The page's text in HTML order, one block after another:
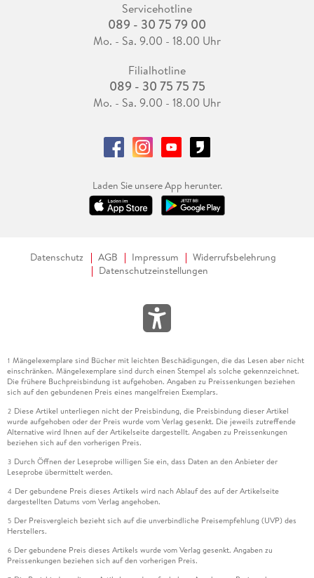
Servicehotline
089 - 30 75 79 00
Mo. - Sa. 9.00 - 18.00 Uhr
Filialhotline
089 - 30 75 75 75
Mo. - Sa. 9.00 - 18.00 Uhr
Laden Sie unsere App herunter.
Datenschutz AGB Impressum
Widerrufsbelehrung
Datenschutzeinstellungen
1 Mängelexemplare sind Bücher mit leichten Beschädigungen, die das Lesen aber nicht
einschränken. Mängelexemplare sind durch einen Stempel als solche gekennzeichnet.
Die frühere Buchpreisbindung ist aufgehoben. Angaben zu Preissenkungen beziehen
sich auf den gebundenen Preis eines mangelfreien Exemplars.
2 Diese Artikel unterliegen nicht der Preisbindung, die Preisbindung dieser Artikel
wurde aufgehoben oder der Preis wurde vom Verlag gesenkt. Die jeweils zutreffende
Alternative wird Ihnen auf der Artikelseite dargestellt. Angaben zu Preissenkungen
beziehen sich auf den vorherigen Preis.
3 Durch Öffnen der Leseprobe willigen Sie ein, dass Daten an den Anbieter der
Leseprobe übermittelt werden.
4 Der gebundene Preis dieses Artikels wird nach Ablauf des auf der Artikelseite
dargestellten Datums vom Verlag angehoben.
5 Der Preisvergleich bezieht sich auf die unverbindliche Preisempfehlung (UVP) des
Herstellers.
6 Der gebundene Preis dieses Artikels wurde vom Verlag gesenkt. Angaben zu
Preissenkungen beziehen sich auf den vorherigen Preis.